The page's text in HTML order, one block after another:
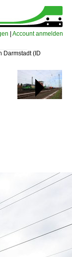
Account anmelden
Darmstadt(ID